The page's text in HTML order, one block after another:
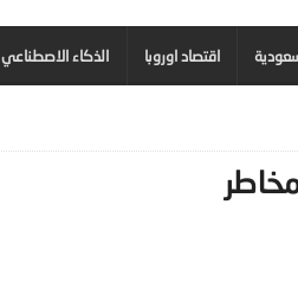
اقتصاد اوروبا الذكاء الاصطناعي